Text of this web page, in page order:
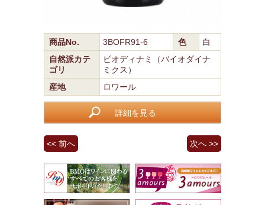
商品No. 3BOFR91-6 色
白
自然派カテ
ゴリ
ビオディナミ（バイオダイナ
ミクス）
産地
ロワール
詳細を見る
<< 前へ 次へ >>